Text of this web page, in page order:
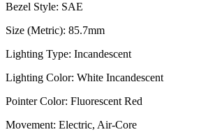
Bezel Style: SAE
Size (Metric): 85.7mm
Lighting Type: Incandescent
Lighting Color: White Incandescent
Pointer Color: Fluorescent Red
Movement: Electric, Air-Core